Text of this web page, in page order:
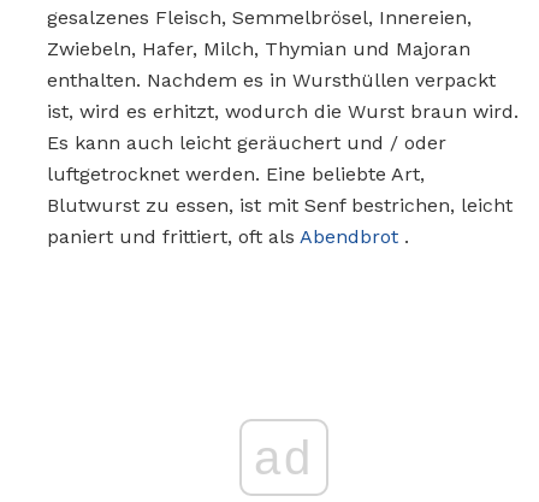
gesalzenes Fleisch, Semmelbrösel, Innereien,
Zwiebeln, Hafer, Milch, Thymian und Majoran
enthalten. Nachdem es in Wursthüllen verpackt
ist, wird es erhitzt, wodurch die Wurst braun wird.
Es kann auch leicht geräuchert und / oder
luftgetrocknet werden. Eine beliebte Art,
Blutwurst zu essen, ist mit Senf bestrichen, leicht
paniert und frittiert, oft als Abendbrot .
ad